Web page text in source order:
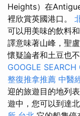
Heights）在
裡欣賞英國港口。
可以用美味的飲料
譯意味著山峰，聖
懷疑論者和土豆也
GOOGLE SEARCH
整復推拿推薦 中醫
迎的旅遊目的地列表
遊中，您可以到達